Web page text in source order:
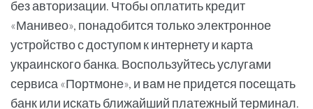
без авторизации. Чтобы оплатить кредит
«Манивео», понадобится только электронное
устройство с доступом к интернету и карта
украинского банка. Воспользуйтесь услугами
сервиса «Портмоне», и вам не придется посещать
банк или искать ближайший платежный терминал.